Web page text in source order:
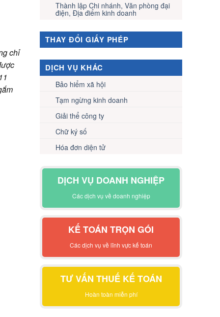
chỉ
Thành lập Chi nhánh, Văn phòng đại
điện, Địa điểm kinh doanh
THAY ĐỔI GIẤY PHÉP
DỊCH VỤ KHÁC
Bảo hiểm xã hội
Tạm ngừng kinh doanh
Giải thể công ty
Chữ ký số
Hóa đơn diện tử
DỊCH VỤ DOANH NGHIỆP
Các dịch vụ về doanh nghiệp
KẾ TOÁN TRỌN GÓI
Các dịch vụ về lĩnh vực kế toán
TƯ VẤN THUẾ KẾ TOÁN
Hoàn toàn miễn phí